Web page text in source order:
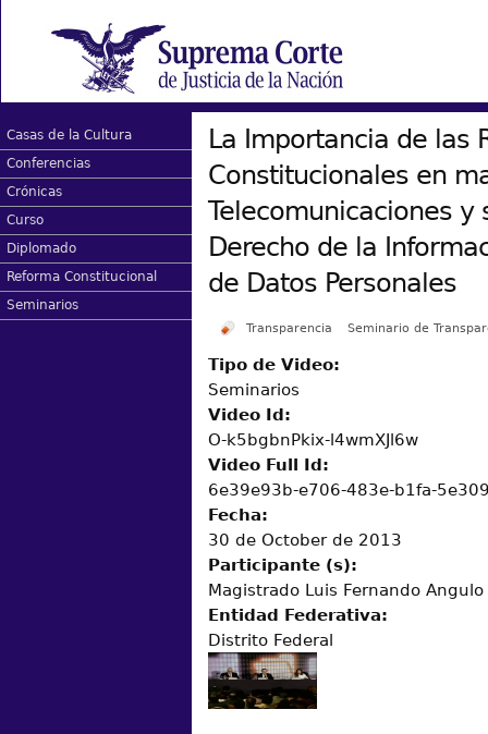
Casas de la Cultura
Conferencias
Crónicas
Curso
Diplomado
Reforma Constitucional
Seminarios
La Importancia de las
Constitucionales en
Telecomunicaciones y
Derecho de la
de Datos Personales
Transparencia Seminario de
Tipo de Video:
Seminarios
Video Id:
O-k5bgbnPkix-l4wmXJl6w
Video Full Id:
6e39e93b-e706-483e-b1fa-
Fecha:
30 de October de 2013
Participante (s):
Magistrado Luis Fernando Angulo
Entidad Federativa:
Distrito Federal